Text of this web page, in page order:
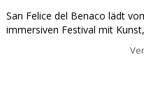
San Felice del Benaco lädt
immersiven Festival mit